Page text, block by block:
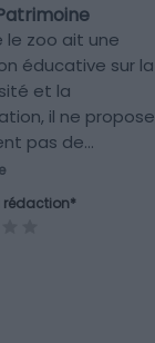
le zoo ait une
éducative sur la
et la
il ne propose
pas de
historique ni de
contenu
limité à la
rédaction*